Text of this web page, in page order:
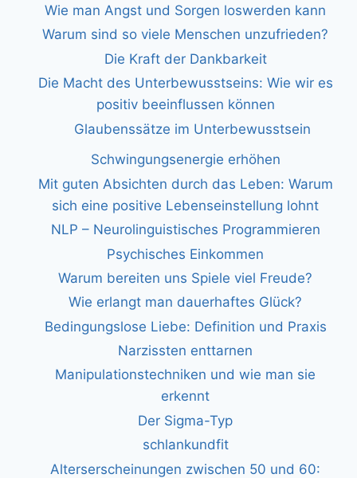
Wie man Angst und Sorgen loswerden kann
Warum sind so viele Menschen unzufrieden?
Die Kraft der Dankbarkeit
Die Macht des Unterbewusstseins: Wie wir es
positiv beeinflussen können
Glaubenssätze im Unterbewusstsein
Schwingungsenergie erhöhen
Mit guten Absichten durch das Leben: Warum
sich eine positive Lebenseinstellung lohnt
NLP – Neurolinguistisches Programmieren
Psychisches Einkommen
Warum bereiten uns Spiele viel Freude?
Wie erlangt man dauerhaftes Glück?
Bedingungslose Liebe: Definition und Praxis
Narzissten enttarnen
Manipulationstechniken und wie man sie
erkennt
Der Sigma-Typ
schlankundfit
Alterserscheinungen zwischen 50 und 60: